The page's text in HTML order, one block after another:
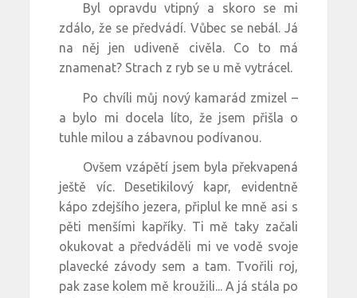
Byl opravdu vtipný a skoro se mi
zdálo, že se předvádí. Vůbec se nebál. Já
na něj jen udiveně civěla. Co to má
znamenat? Strach z ryb se u mě vytrácel.
Po chvíli můj nový kamarád zmizel –
a bylo mi docela líto, že jsem přišla o
tuhle milou a zábavnou podívanou.
Ovšem vzápětí jsem byla překvapená
ještě víc. Desetikilový kapr, evidentně
kápo zdejšího jezera, připlul ke mně asi s
pěti menšími kapříky. Ti mě taky začali
okukovat a předváděli mi ve vodě svoje
plavecké závody sem a tam. Tvořili roj,
pak zase kolem mě kroužili... A já stála po